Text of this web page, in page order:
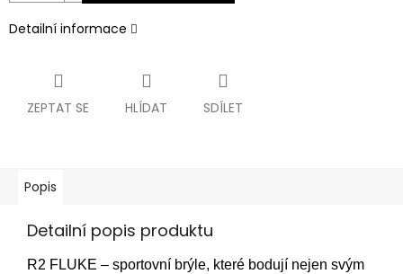
Detailní informace
ZEPTAT SE HLÍDAT SDÍLET
Popis
Detailní popis produktu
R2 FLUKE – sportovní brýle, které bodují nejen svým